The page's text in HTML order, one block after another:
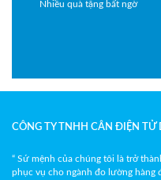
Nhiều quà tặng bất ngờ
CÔNG TY TNHH CÂN ĐIỆN TỬ
“ Sứ mệnh của chúng tôi là trở
phục vụ cho ngành đo lường hàng